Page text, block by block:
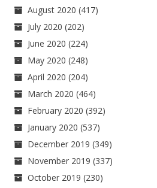
August 2020 (417)
July 2020 (202)
June 2020 (224)
May 2020 (248)
April 2020 (204)
March 2020 (464)
February 2020 (392)
January 2020 (537)
December 2019 (349)
November 2019 (337)
October 2019 (230)